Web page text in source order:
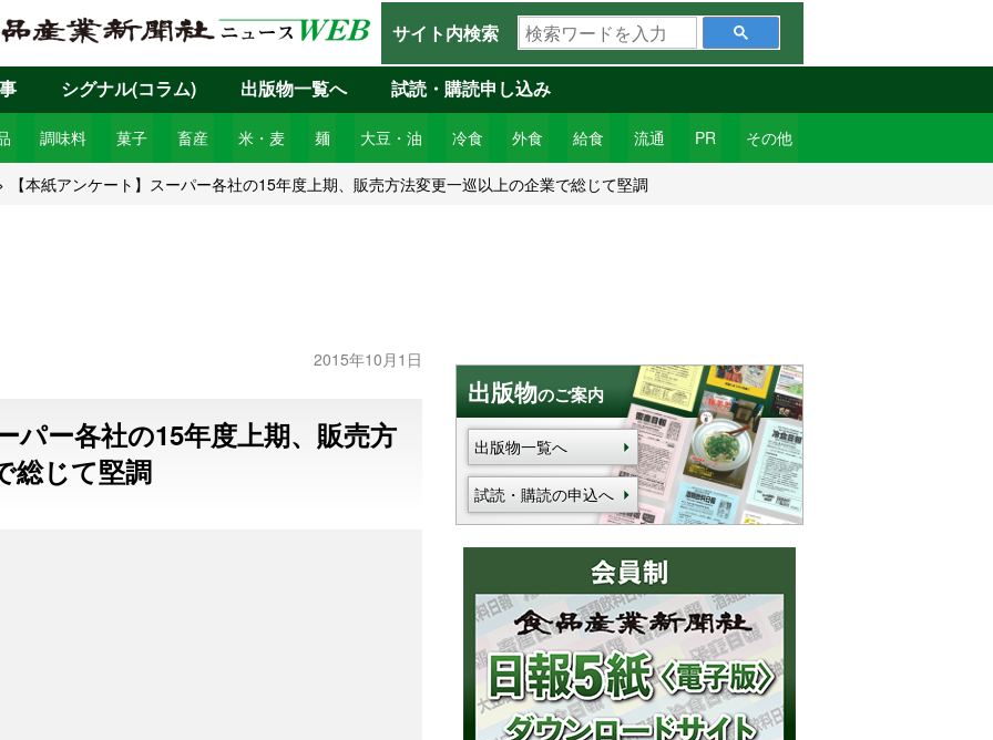
サイト内検索
検
索
ワ
ー
ド
を
入
調味料 菓子 畜産 米・麦 麺 大豆・油 冷食 外食 給食 流通 PR その他
シグナル(コラム) 出版物一覧へ 試読・購読申し込み
【本紙アンケート】スーパー各社の15年度上期、販売方法変更一巡以上の企業で総じて堅調
2015年10月1日
パー各社の15年度上期、販売方
総じて堅調
出版物のご案内
出版物一覧へ
試読・購読の申込へ